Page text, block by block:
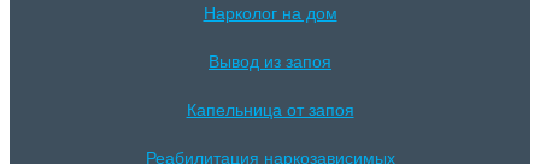
Нарколог на дом
Вывод из запоя
Капельница от запоя
Реабилитация наркозависимых